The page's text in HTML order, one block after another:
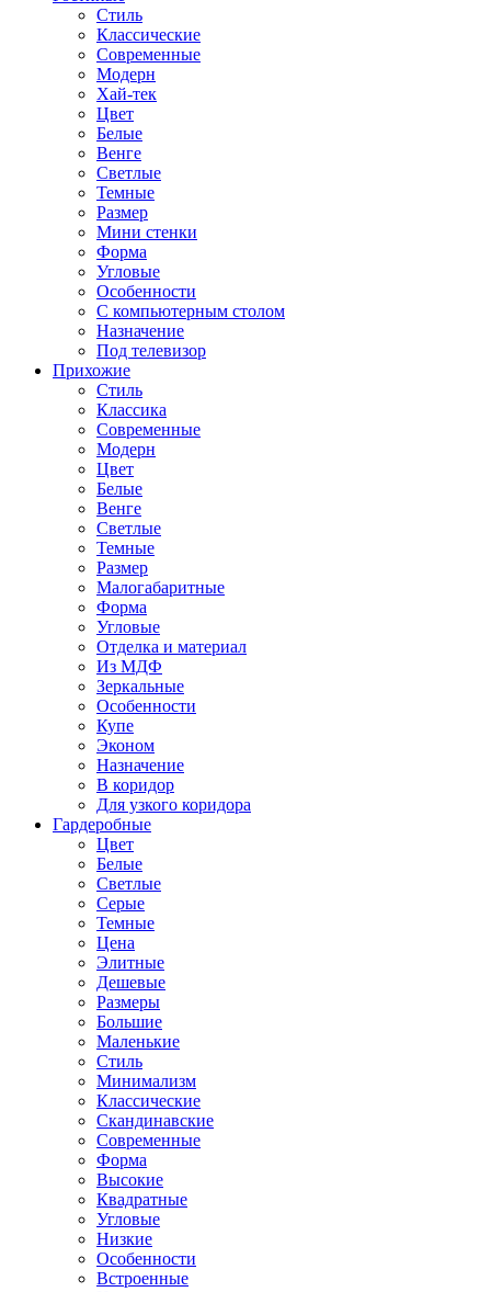
Стиль
Классические
Современные
Модерн
Хай-тек
Цвет
Белые
Венге
Светлые
Темные
Размер
Мини стенки
Форма
Угловые
Особенности
С компьютерным столом
Назначение
Под телевизор
Прихожие
Стиль
Классика
Современные
Модерн
Цвет
Белые
Венге
Светлые
Темные
Размер
Малогабаритные
Форма
Угловые
Отделка и материал
Из МДФ
Зеркальные
Особенности
Купе
Эконом
Назначение
В коридор
Для узкого коридора
Гардеробные
Цвет
Белые
Светлые
Серые
Темные
Цена
Элитные
Дешевые
Размеры
Большие
Маленькие
Стиль
Минимализм
Классические
Скандинавские
Современные
Форма
Высокие
Квадратные
Угловые
Низкие
Особенности
Встроенные